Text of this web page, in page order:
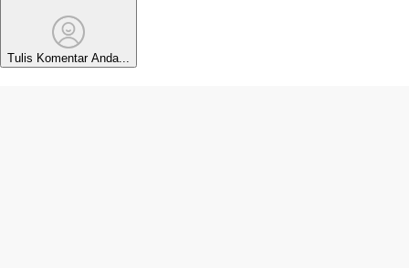
Tulis Komentar Anda...